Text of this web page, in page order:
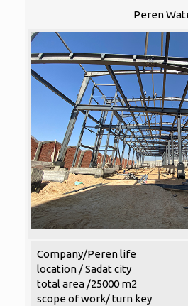
Peren
Company/Peren life
location / Sadat city
total area /25000 m2
scope of work/ turn key